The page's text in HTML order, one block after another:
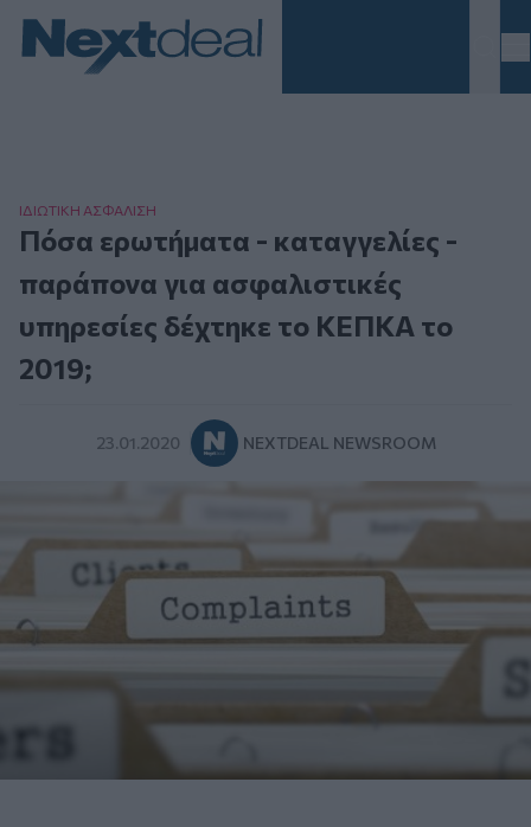
ΙΔΙΩΤΙΚΗ ΑΣΦAΛΙΣΗ
Πόσα ερωτήματα - καταγγελίες -
παράπονα για ασφαλιστικές
υπηρεσίες δέχτηκε το ΚΕΠΚΑ το
2019;
23.01.2020 NEXTDEAL NEWSROOM